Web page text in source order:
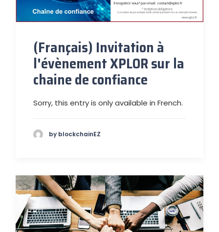
(Français) Invitation à
l'évènement XPLOR sur la
chaine de confiance
Sorry, this entry is only available in French.
by blockchainEZ